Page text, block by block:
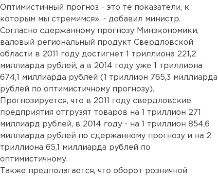
Оптимистичный прогноз - это те показатели, к
которым мы стремимся», - добавил министр.
Согласно сдержанному прогнозу Минэкономики,
валовый региональный продукт Свердловской
области в 2011 году достигнет 1 триллиона 221,2
миллиарда рублей, а в 2014 году уже 1 триллиона
674,1 миллиарда рублей (1 триллион 765,3 миллиарда
рублей по оптимистичному прогнозу).
Прогнозируется, что в 2011 году свердловские
предприятия отгрузят товаров на 1 триллион 271
миллиард рублей, в 2014 году - на 1 триллион 854,6
миллиарда рублей по сдержанному прогнозу и на 2
триллиона 65,1 миллиарда рублей по
оптимистичному.
Также предполагается, что оборот розничной